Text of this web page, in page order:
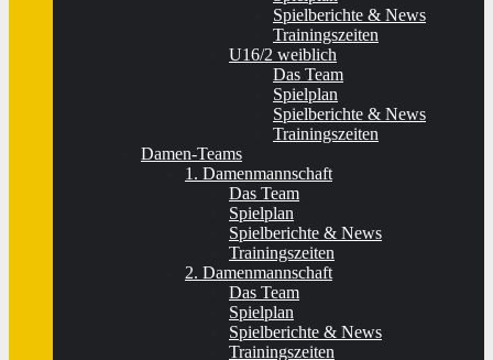
Spielberichte & News
Trainingszeiten
U16/2 weiblich
Das Team
Spielplan
Spielberichte & News
Trainingszeiten
Damen-Teams
1. Damenmannschaft
Das Team
Spielplan
Spielberichte & News
Trainingszeiten
2. Damenmannschaft
Das Team
Spielplan
Spielberichte & News
Trainingszeiten